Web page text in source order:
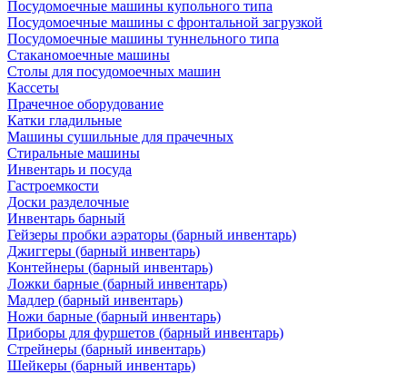
Посудомоечные машины купольного типа
Посудомоечные машины с фронтальной загрузкой
Посудомоечные машины туннельного типа
Стаканомоечные машины
Столы для посудомоечных машин
Кассеты
Прачечное оборудование
Катки гладильные
Машины сушильные для прачечных
Стиральные машины
Инвентарь и посуда
Гастроемкости
Доски разделочные
Инвентарь барный
Гейзеры пробки аэраторы (барный инвентарь)
Джиггеры (барный инвентарь)
Контейнеры (барный инвентарь)
Ложки барные (барный инвентарь)
Мадлер (барный инвентарь)
Ножи барные (барный инвентарь)
Приборы для фуршетов (барный инвентарь)
Стрейнеры (барный инвентарь)
Шейкеры (барный инвентарь)